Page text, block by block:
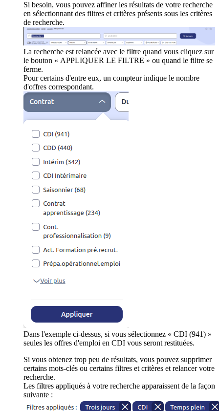
Si besoin, vous pouvez affiner les résultats de votre recherche
en sélectionnant des filtres et critères présents sous les critères
de recherche.
La recherche est relancée avec le filtre quand vous cliquez sur
le bouton « APPLIQUER LE FILTRE » ou quand le filtre se
ferme.
Pour certains d'entre eux, un compteur indique le nombre
d'offres correspondant.
Dans l'exemple ci-dessus, si vous sélectionnez « CDI (941) »
seules les offres d'emploi en CDI vous seront restituées.
Si vous obtenez trop peu de résultats, vous pouvez supprimer
certains mots-clés ou certains filtres et critères et relancer votre
recherche.
Les filtres appliqués à votre recherche apparaissent de la façon
suivante :